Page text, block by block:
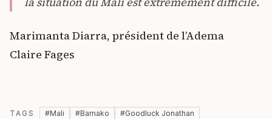
Marimanta Diarra, président de l’Adema
Claire Fages
TAGS #Mali #Bamako #Goodluck Jonathan